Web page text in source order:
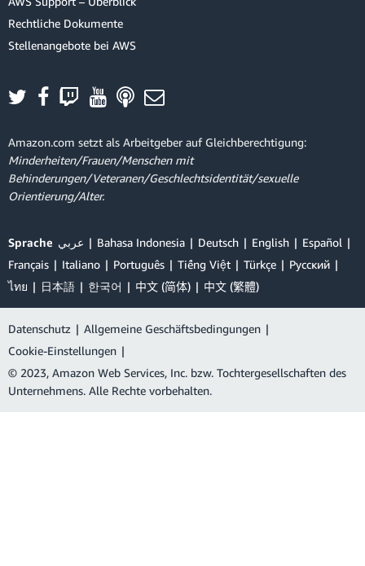
Im letzten Schritt dieses Moduls erkunden Sie das
Inhaltsempfehlungsmodell.
Ihre Diagramme können je nach Anzahl der Themen (
etwas anders aussehen. Aber insgesamt zeigen diese Diagramme,
dass die Themenverteilung der nächstgelegenen
Testdokuments ist, das wir in das Modell eingespeist haben.
sein kann, ein semantisches Informationsabrufsystem zu erstellen,
indem Sie die Dokumente zuerst in Themenvektoren einbetten und
dann ein k-NN-Modell verwenden, um die Empfehlungen zu
generieren.
Rechtliche Dokumente
Stellenangebote bei AWS
Amazon.com setzt als Arbeitgeber auf Gleichberechtigung:
Minderheiten/Frauen/Menschen mit
Behinderungen/Veteranen/Geschlechtsidentität/sexuelle
Orientierung/Alter.
Sprache عربي Bahasa Indonesia Deutsch English
Español
Français
Italiano Português Tiếng Việt Türkçe
Ρусский
ไทย
日本語 한국어 中文 (简体) 中文 (繁體)
Datenschutz | Allgemeine Geschäftsbedingungen |
Cookie-Einstellungen |
© 2023, Amazon Web Services, Inc. bzw. Tochtergesellschaften des
Unternehmens. Alle Rechte vorbehalten.